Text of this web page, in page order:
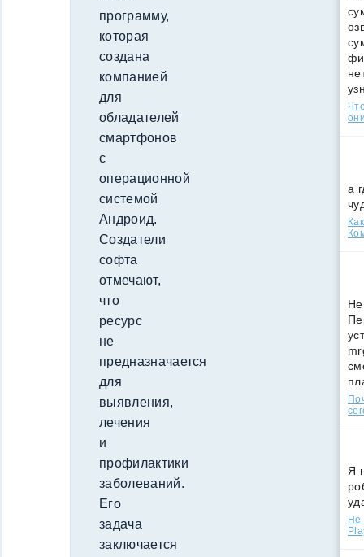
программу,
которая
создана
компанией
для
обладателей
смартфонов
с
операционной
системой
Андроид.
Создатели
софта
отмечают,
что
ресурс
не
предназначается
для
выявления,
лечения
и
профилактики
заболеваний.
Его
задача
заключается
а
Не
Я
Не